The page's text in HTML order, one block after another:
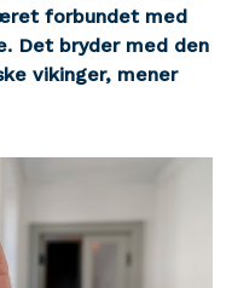
forbundet med
Det bryder med den
vikinger, mener